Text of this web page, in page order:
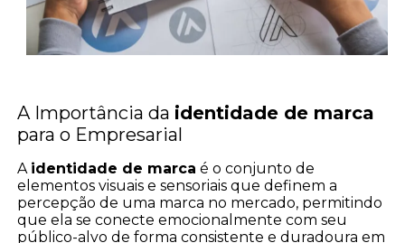
A Importância da identidade de marca
para o Empresarial
A identidade de marca é o conjunto de
elementos visuais e sensoriais que definem a
percepção de uma marca no mercado, permitindo
que ela se conecte emocionalmente com seu
público-alvo de forma consistente e duradoura em